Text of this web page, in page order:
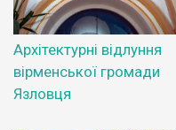
Архітектурні відлуння
вірменської громади
Язловця